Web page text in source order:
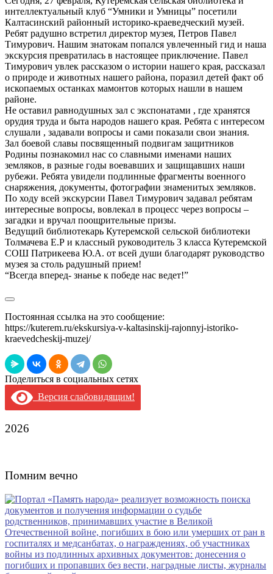
интеллектуальный клуб “Умники и Умницы” посетили
Калтасинский районный историко-краеведческий музей.
Ребят радушно встретил директор музея, Петров Павел
Тимурович. Нашим знатокам попался увлеченный гид и наша
экскурсия превратилась в настоящее приключение. Павел
Тимурович увлек рассказом о истории нашего края, рассказал
о природе и животных нашего района, поразил детей факт об
ископаемых останках мамонтов которых нашли в нашем
районе.
Не оставил равнодушных зал с экспонатами , где хранятся
орудия труда и быта народов нашего края. Ребята с интересом
слушали , задавали вопросы и сами показали свои знания.
Зал боевой славы посвященный подвигам защитников
Родины познакомил нас со славными именами наших
земляков, в разные годы воевавших и защищавших наши
рубежи. Ребята увидели подлинные фрагменты военного
снаряжения, документы, фотографии знаменитых земляков.
По ходу всей экскурсии Павел Тимурович задавал ребятам
интересные вопросы, вовлекал в процесс через вопросы –
загадки и вручал поощрительные призы.
Ведущий библиотекарь Кутеремской сельской библиотеки
Толмачева Е.Р и классный руководитель 3 класса Кутеремской
СОШ Патрикеева Ю.А. от всей души благодарят руководство
музея за столь радушный прием!
“Всегда вперед- знанье к победе нас ведет!”
Постоянная ссылка на это сообщение:
https://kuterem.ru/ekskursiya-v-kaltasinskij-rajonnyj-istoriko-
kraevedcheskij-muzej/
Поделиться в социальных сетях
Версия слабовидящим!
2026
Помним вечно